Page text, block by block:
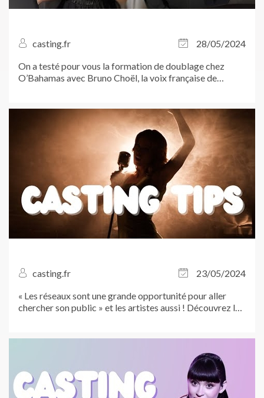
casting.fr
28/05/2024
On a testé pour vous la formation de doublage chez
O’Bahamas avec Bruno Choël, la voix française de
Casting.fr tient a apporter...
casting.fr
23/05/2024
« Les réseaux sont une grande opportunité pour aller
chercher son public » et les artistes aussi ! Découvrez le